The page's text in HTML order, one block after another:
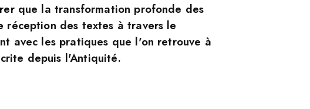
que la transformation profonde des
réception des textes à travers le
avec les pratiques que l'on retrouve à
depuis l'Antiquité.